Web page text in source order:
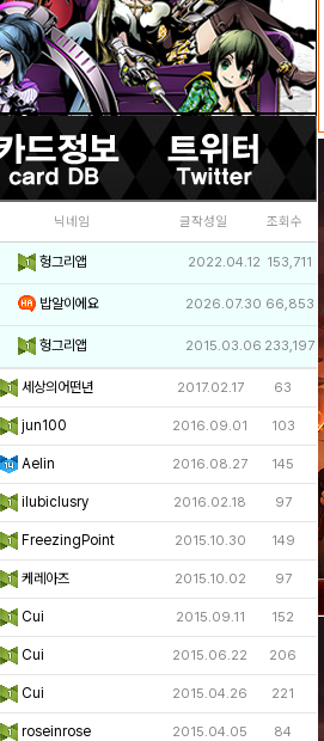
닉네임 글작성일 조회수
헝그리앱 2022.04.12 153,711
밥알이에요 2026.07.30 66,853
헝그리앱 2015.03.06 233,197
세상의어떤년 2017.02.17 63
jun100 2016.09.01 103
Aelin 2016.08.27 145
ilubiclusry 2016.02.18 97
FreezingPoint 2015.10.30 149
케레아즈 2015.10.02 97
Cui 2015.09.11 152
Cui 2015.06.22 206
Cui 2015.04.26 221
roseinrose 2015.04.05 84